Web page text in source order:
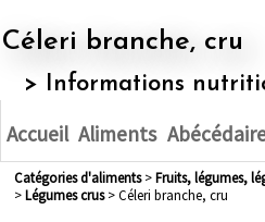
Céleri branche, cru
> Informations
Accueil Aliments
Catégories d'aliments> fruits, légumes,
> légumes crus> Céleri branche, cru